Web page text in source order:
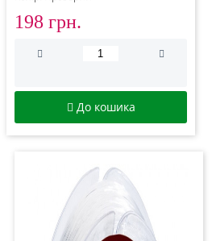
198 грн.
До кошика